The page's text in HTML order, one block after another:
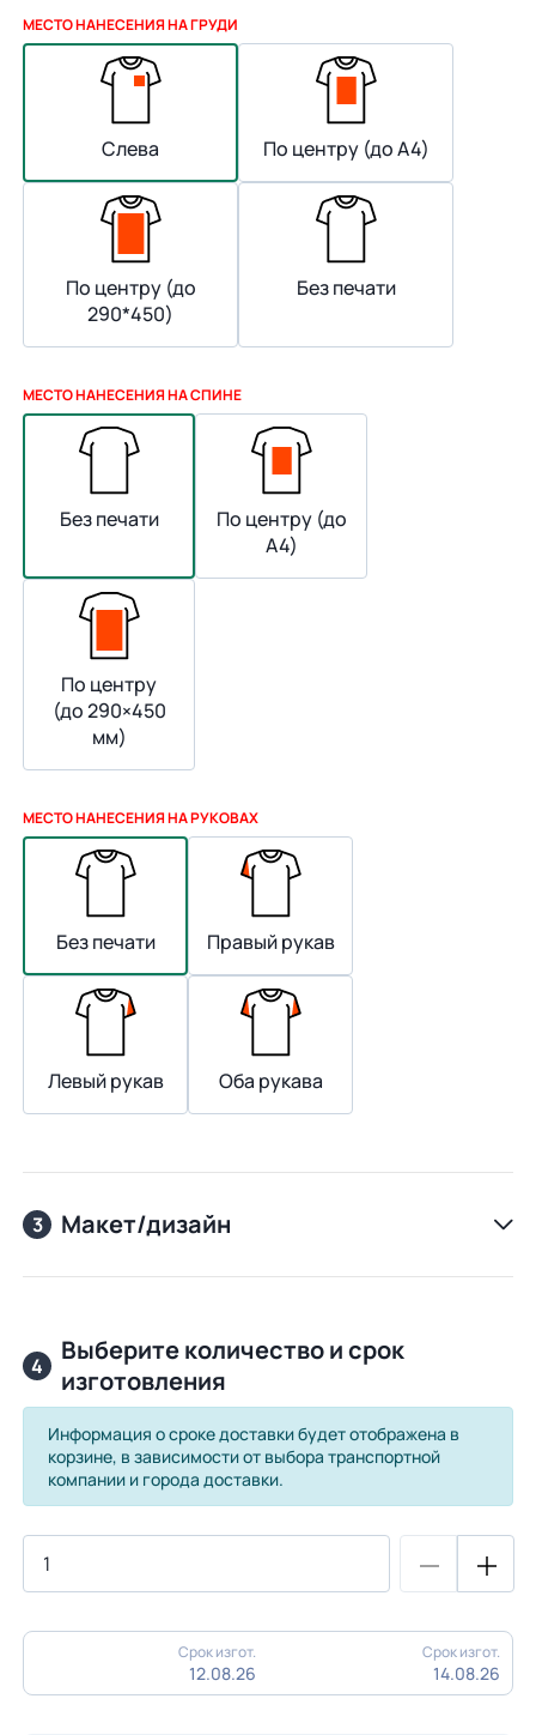
МЕСТО НАНЕСЕНИЯ НА ГРУДИ
Слева По центру (до А4)
По центру (до
290*450)
Без печати
МЕСТО НАНЕСЕНИЯ НА СПИНЕ
Без печати
По центру (до
А4)
По центру
(до 290×450
мм)
МЕСТО НАНЕСЕНИЯ НА РУКОВАХ
Без печати Правый рукав
Левый рукав Оба рукава
3 Макет/дизайн
4
Выберите количество и срок
изготовления
Информация о сроке доставки будет отображена в
корзине, в зависимости от выбора транспортной
компании и города доставки.
Срок изгот.
12.08.26
Срок изгот.
14.08.26